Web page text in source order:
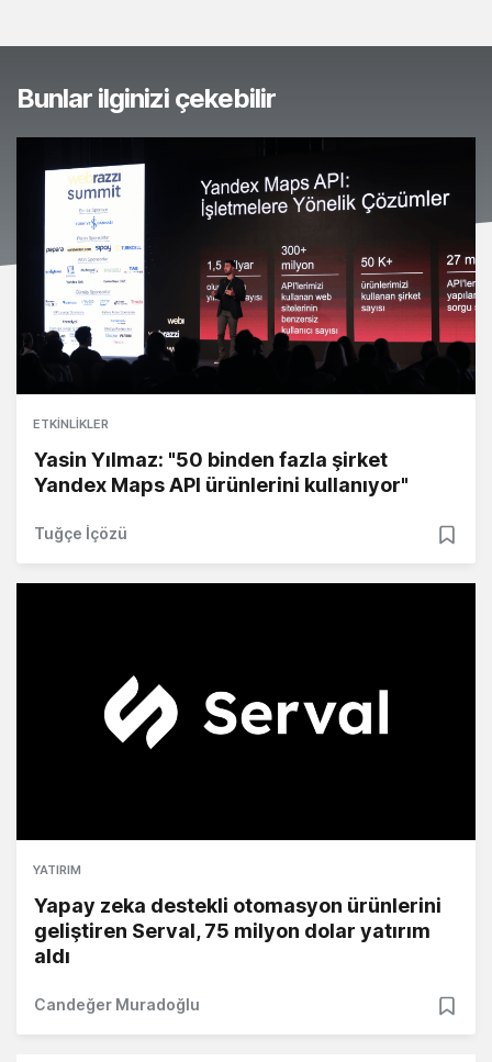
Bunlar ilginizi çekebilir
ETKINLIKLER
Yasin Yılmaz: "50 binden fazla şirket
Yandex Maps API ürünlerini kullanıyor"
Tuğçe İçözü
YATIRIM
Yapay zeka destekli otomasyon ürünlerini
geliştiren Serval, 75 milyon dolar yatırım
aldı
Candeğer Muradoğlu